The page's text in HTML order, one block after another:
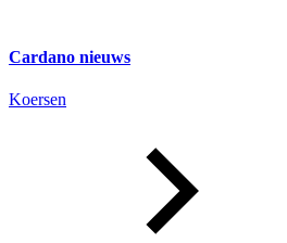
Cardano nieuws
Koersen